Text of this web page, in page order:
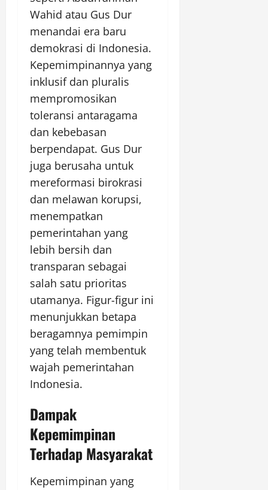
Wahid atau Gus Dur
menandai era baru
demokrasi di Indonesia.
Kepemimpinannya yang
inklusif dan pluralis
mempromosikan
toleransi antaragama
dan kebebasan
berpendapat. Gus Dur
juga berusaha untuk
mereformasi birokrasi
dan melawan korupsi,
menempatkan
pemerintahan yang
lebih bersih dan
transparan sebagai
salah satu prioritas
utamanya. Figur-figur ini
menunjukkan betapa
beragamnya pemimpin
yang telah membentuk
wajah pemerintahan
Indonesia.
Dampak
Kepemimpinan
Terhadap Masyarakat
Kepemimpinan yang